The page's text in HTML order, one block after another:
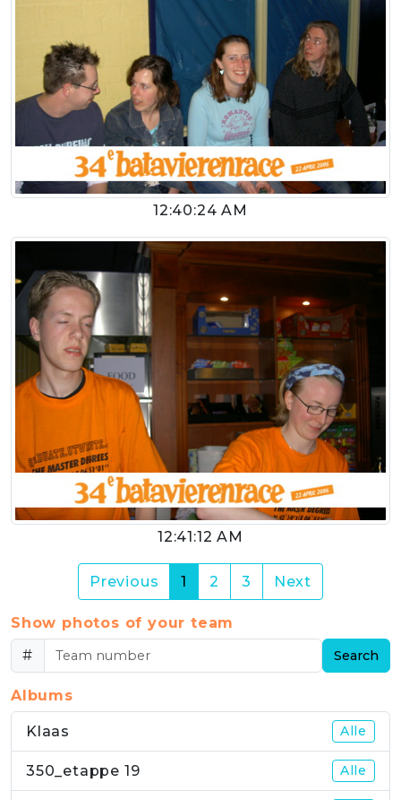
12:40:24 AM
12:41:12 AM
Previous 1 (current)
2 3 Next
Show photos of your team
#
Search
Albums
Klaas Alle
350_etappe 19 Alle